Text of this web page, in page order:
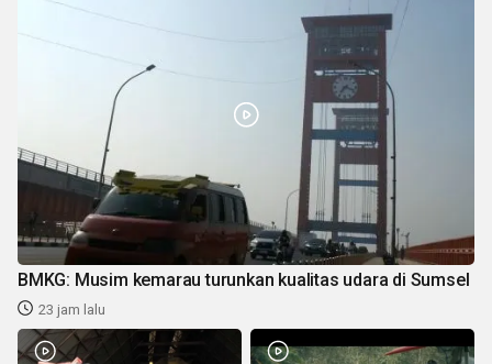
BMKG: Musim kemarau turunkan kualitas udara di Sumsel
23 jam lalu